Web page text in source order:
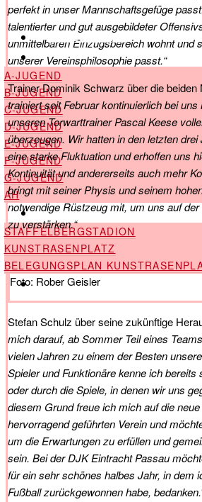
JUGEND & AH
A-JUGEND
B-JUGEND
C-JUGEND
D-JUGEND
E-JUGEND
F-JUGEND
G-JUGEND
AH
STADION
STAFFELBERGSTADION
KUNSTRASENPLATZ
BELEGUNGSPLAN
SHOP
perfekt in unser Mannschaftsgefüge
talentierter und gut ausgebildeter
unmittelbaren Einzugsbereich wohnt und
unserer Vereinsphilosophie passt.“
Trainer Dominik Schwarz über die beiden
trainiert seit Februar kontinuierlich bei
unseren Torwarttrainer Pascal Keese
überzeugen. Wir hatten in den letzten
eine starke Fluktuation und erhoffen uns
Kontinuität und andererseits auch mehr
bringt mit seiner Physis und seinem
notwendige Rüstzeug mit, um uns auf
zu verstärken.“
Foto: Rober Geisler
Stefan Schulz über seine zukünftige
mich darauf, ab Sommer Teil eines
vielen Jahren zu einem der Besten
Spieler und Funktionäre kenne ich bereits
oder durch die Spiele, in denen wir uns
diesem Grund freue ich mich auf die
hervorragend geführten Verein und
um die Erwartungen zu erfüllen und
sein. Bei der DJK Eintracht Passau
für ein sehr schönes halbes Jahr, in dem
Fußball zurückgewonnen habe, bedanken.